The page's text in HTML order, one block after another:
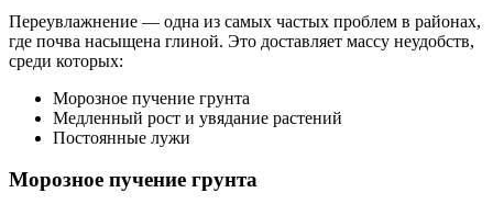
Переувлажнение — одна из самых частых проблем в районах,
где почва насыщена глиной. Это доставляет массу неудобств,
среди которых:
Морозное пучение грунта
Медленный рост и увядание растений
Постоянные лужи
Морозное пучение грунта